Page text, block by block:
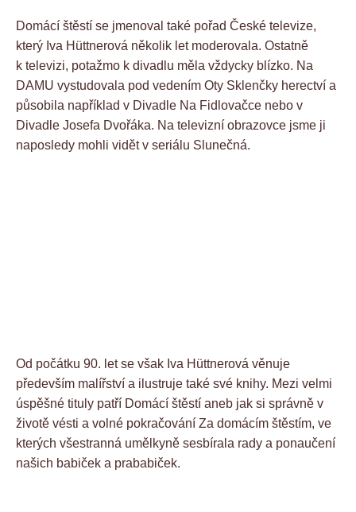
Domácí štěstí se jmenoval také pořad České televize,
který Iva Hüttnerová několik let moderovala. Ostatně
k televizi, potažmo k divadlu měla vždycky blízko. Na
DAMU vystudovala pod vedením Oty Sklenčky herectví a
působila například v Divadle Na Fidlovačce nebo v
Divadle Josefa Dvořáka. Na televizní obrazovce jsme ji
naposledy mohli vidět v seriálu Slunečná.
Od počátku 90. let se však Iva Hüttnerová věnuje
především malířství a ilustruje také své knihy. Mezi velmi
úspěšné tituly patří Domácí štěstí aneb jak si správně v
životě vésti a volné pokračování Za domácím štěstím, ve
kterých všestranná umělkyně sesbírala rady a ponaučení
našich babiček a prababiček.